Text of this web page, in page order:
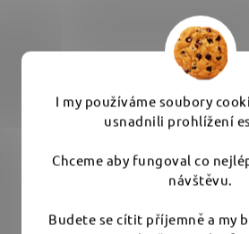
I my používáme soubory
usnadnili prohlížení
Chceme aby fungoval co
návštěvu.
Budete se cítit příjemně a my
Purestar Microfiber